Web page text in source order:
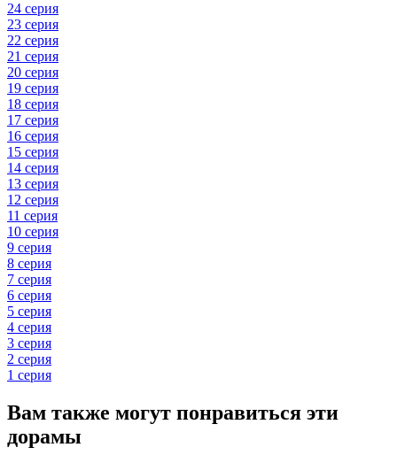
24 серия
23 серия
22 серия
21 серия
20 серия
19 серия
18 серия
17 серия
16 серия
15 серия
14 серия
13 серия
12 серия
11 серия
10 серия
9 серия
8 серия
7 серия
6 серия
5 серия
4 серия
3 серия
2 серия
1 серия
Вам также могут понравиться эти
дорамы